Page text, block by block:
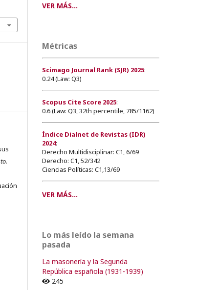
VER MÁS...
Métricas
Scimago Journal Rank (SJR) 2025:
0.24 (Law: Q3)
Scopus Cite Score 2025:
0.6 (Law: Q3, 32th percentile, 785/1162)
Índice Dialnet de Revistas (IDR)
2024:
Derecho Multidisciplinar: C1, 6/69
Derecho: C1, 52/342
Ciencias Políticas: C1,13/69
VER MÁS...
Lo más leído la semana
pasada
La masonería y la Segunda
República española (1931-1939)
245